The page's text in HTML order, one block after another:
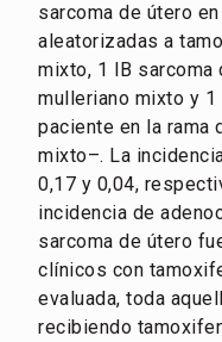
sarcoma de útero
aleatorizadas a
mixto, 1 IB sarcoma
mulleriano mixto y 1
paciente en la rama
mixto–. La
0,17 y 0,04,
incidencia de
sarcoma de útero
clínicos con
evaluada, toda
recibiendo